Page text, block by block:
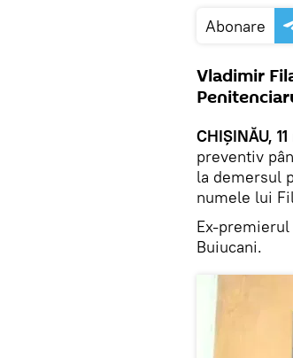
Abonare
Vladimir
CHIŞINĂU,
preventiv
la demersul
numele lui
Ex-
Buiucani.